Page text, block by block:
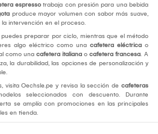
espresso trabaja con presión para una bebida
produce mayor volumen con sabor más suave,
la intervención en el proceso.
preparar por ciclo, mientras que el método
algo eléctrico como una cafetera eléctrica o
como una cafetera italiana o cafetera francesa. A
la durabilidad, las opciones de personalización y
visita Oechsle.pe y revisa la sección de cafeteras
seleccionados con descuento. Durante
se amplía con promociones en las principales
en tienda.